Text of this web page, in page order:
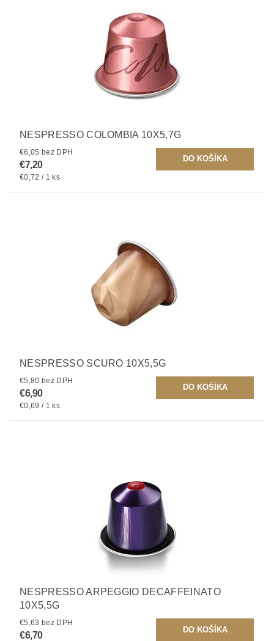
NESPRESSO COLOMBIA 10X5,7G
€6,05 bez DPH
€7,20
€0,72 / 1 ks
NESPRESSO SCURO 10X5,5G
€5,80 bez DPH
€6,90
€0,69 / 1 ks
NESPRESSO ARPEGGIO DECAFFEINATO
10X5,5G
€5,63 bez DPH
€6,70